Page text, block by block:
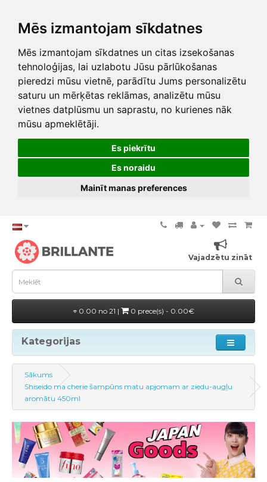
Mēs izmantojam sīkdatnes
Mēs izmantojam sīkdatnes un citas izsekošanas
tehnoloģijas, lai uzlabotu Jūsu pārlūkošanas
pieredzi mūsu vietnē, parādītu Jums personalizētu
saturu un mērķētas reklāmas, analizētu mūsu
vietnes datplūsmu un saprastu, no kurienes nāk
mūsu apmeklētāji.
Es piekrītu
Es noraidu
Mainīt manas preferences
Vajadzētu zināt
0.00 no 21 | 0 prece(s) - 0.00€
Kategorijas
Sākums
Shiseido ma cherie šampūns matu apjomam ar ziedu-augļu
aromātu 450ml